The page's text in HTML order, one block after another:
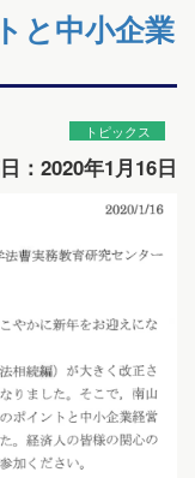
と中小企業
トピックス
：2020年1月16日